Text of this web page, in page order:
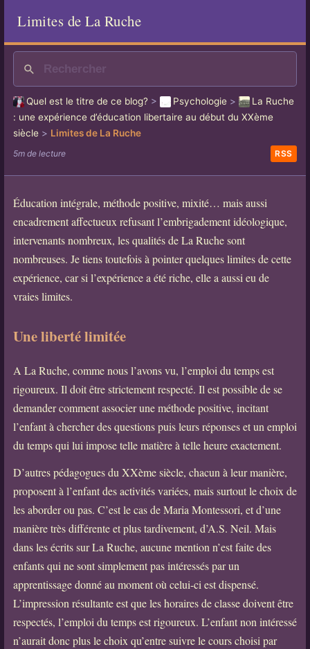
Limites de La Ruche
Quel est le titre de ce blog?> Psychologie >
La Ruche
: une expérience d’éducation libertaire au début du XXème
siècle> Limites de La Ruche
5m de lecture RSS
Éducation intégrale, méthode positive, mixité… mais aussi
encadrement affectueux refusant l’embrigadement idéologique,
intervenants nombreux, les qualités de La Ruche sont
nombreuses. Je tiens toutefois à pointer quelques limites de cette
expérience, car si l’expérience a été riche, elle a aussi eu de
vraies limites.
Une liberté limitée
A La Ruche, comme nous l’avons vu, l’emploi du temps est
rigoureux. Il doit être strictement respecté. Il est possible de se
demander comment associer une méthode positive, incitant
l’enfant à chercher des questions puis leurs réponses et un emploi
du temps qui lui impose telle matière à telle heure exactement.
D’autres pédagogues du XXème siècle, chacun à leur manière,
proposent à l’enfant des activités variées, mais surtout le choix de
les aborder ou pas. C’est le cas de Maria Montessori, et d’une
manière très différente et plus tardivement, d’A.S. Neil. Mais
dans les écrits sur La Ruche, aucune mention n’est faite des
enfants qui ne sont simplement pas intéressés par un
apprentissage donné au moment où celui-ci est dispensé.
L’impression résultante est que les horaires de classe doivent être
respectés, l’emploi du temps est rigoureux. L’enfant non intéressé
n’aurait donc plus le choix qu’entre suivre le cours choisi par